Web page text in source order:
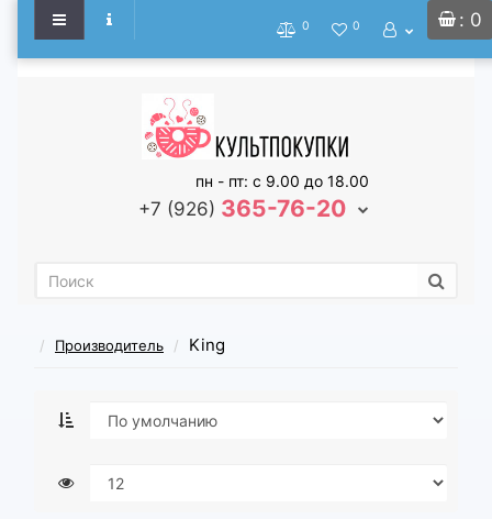
: 0
0 0
пн - пт: с 9.00 до 18.00
+7 (926) 365-76-20
Производитель King